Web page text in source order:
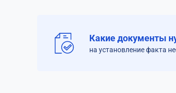
Какие документы
на установление факта